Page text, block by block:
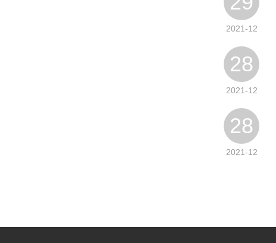
2021-12
28
2021-12
28
2021-12